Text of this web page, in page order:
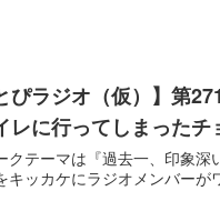
ぴラジオ（仮）】第
レに行ってしまった
クテーマは『過去一、印象
キッカケにラジオメンバーが